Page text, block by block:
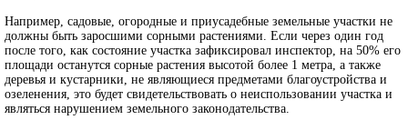
Например, садовые, огородные и приусадебные земельные участки не
должны быть заросшими сорными растениями. Если через один год
после того, как состояние участка зафиксировал инспектор, на 50% его
площади останутся сорные растения высотой более 1 метра, а также
деревья и кустарники, не являющиеся предметами благоустройства и
озеленения, это будет свидетельствовать о неиспользовании участка и
являться нарушением земельного законодательства.